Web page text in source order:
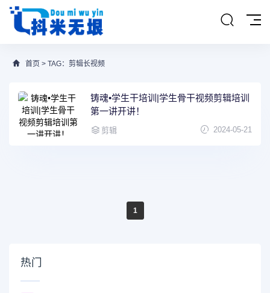
首页 > TAG：剪辑长视频
铸魂•学生干培训|学生骨干视频剪辑培训
第一讲开讲！
剪辑 2024-05-21
1
热门